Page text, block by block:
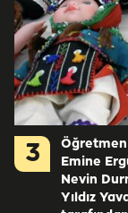
3
Emine
Nevin
Yıldız